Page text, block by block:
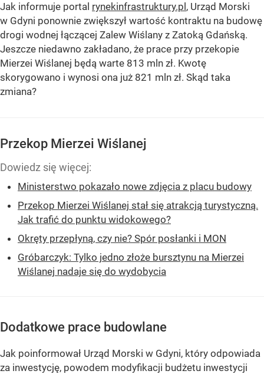
Jak informuje portal rynekinfrastruktury.pl , Urząd Morski
w Gdyni ponownie zwiększył wartość kontraktu na budowę
drogi wodnej łączącej Zalew Wiślany z Zatoką Gdańską.
Jeszcze niedawno zakładano, że prace przy przekopie
Mierzei Wiślanej będą warte 813 mln zł. Kwotę
skorygowano i wynosi ona już 821 mln zł. Skąd taka
zmiana?
Przekop Mierzei Wiślanej
Ministerstwo pokazało nowe zdjęcia z placu budowy
Przekop Mierzei Wiślanej stał się atrakcją turystyczną.
Jak trafić do punktu widokowego?
Okręty przepłyną, czy nie? Spór posłanki i MON
Gróbarczyk: Tylko jedno złoże bursztynu na Mierzei
Wiślanej nadaje się do wydobycia
Dodatkowe prace budowlane
Jak poinformował Urząd Morski w Gdyni, który odpowiada
za inwestycję, powodem modyfikacji budżetu inwestycji